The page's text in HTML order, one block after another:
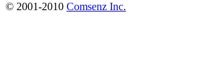
© 2001-2010 Comsenz Inc.